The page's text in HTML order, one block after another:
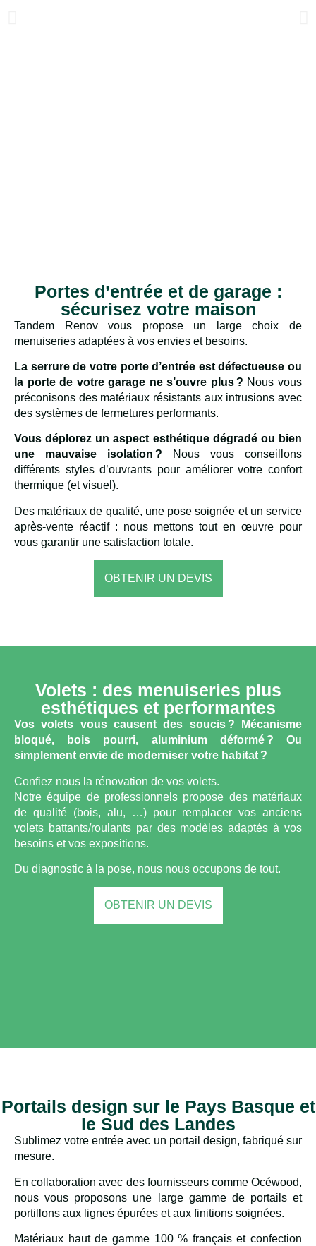
Portes d’entrée et de garage :
sécurisez votre maison
Tandem Renov vous propose un large choix de
menuiseries adaptées à vos envies et besoins.
La serrure de votre porte d’entrée est défectueuse ou
la porte de votre garage ne s’ouvre plus ? Nous vous
préconisons des matériaux résistants aux intrusions avec
des systèmes de fermetures performants.
Vous déplorez un aspect esthétique dégradé ou bien
une mauvaise isolation ?
Nous vous conseillons
différents styles d’ouvrants pour améliorer votre confort
thermique (et visuel).
Des matériaux de qualité, une pose soignée et un service
après-vente réactif : nous mettons tout en œuvre pour
vous garantir une satisfaction totale.
OBTENIR UN DEVIS
Volets : des menuiseries plus
esthétiques et performantes
Vos volets vous causent des soucis ? Mécanisme
bloqué, bois pourri, aluminium déformé ? Ou
simplement envie de moderniser votre habitat ?
Confiez nous la rénovation de vos volets.
Notre équipe de professionnels propose des matériaux
de qualité (bois, alu, …) pour remplacer vos anciens
volets battants/roulants par des modèles adaptés à vos
besoins et vos expositions.
Du diagnostic à la pose, nous nous occupons de tout.
OBTENIR UN DEVIS
Portails design sur le Pays Basque et
le Sud des Landes
Sublimez votre entrée avec un portail design, fabriqué sur
mesure.
En collaboration avec des fournisseurs comme Océwood,
nous vous proposons une large gamme de portails et
portillons aux lignes épurées et aux finitions soignées.
Matériaux haut de gamme 100 % français et confection